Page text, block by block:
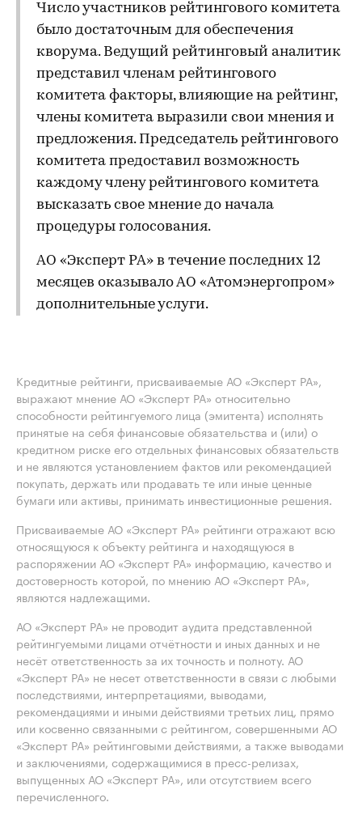
Число участников рейтингового комитета
было достаточным для обеспечения
кворума. Ведущий рейтинговый аналитик
представил членам рейтингового
комитета факторы, влияющие на рейтинг,
члены комитета выразили свои мнения и
предложения. Председатель рейтингового
комитета предоставил возможность
каждому члену рейтингового комитета
высказать свое мнение до начала
процедуры голосования.
АО «Эксперт РА» в течение последних 12
месяцев оказывало АО «Атомэнергопром»
дополнительные услуги.
Кредитные рейтинги, присваиваемые АО «Эксперт РА»,
выражают мнение АО «Эксперт РА» относительно
способности рейтингуемого лица (эмитента) исполнять
принятые на себя финансовые обязательства и (или) о
кредитном риске его отдельных финансовых обязательств
и не являются установлением фактов или рекомендацией
покупать, держать или продавать те или иные ценные
бумаги или активы, принимать инвестиционные решения.
Присваиваемые АО «Эксперт РА» рейтинги отражают всю
относящуюся к объекту рейтинга и находящуюся в
распоряжении АО «Эксперт РА» информацию, качество и
достоверность которой, по мнению АО «Эксперт РА»,
являются надлежащими.
АО «Эксперт РА» не проводит аудита представленной
рейтингуемыми лицами отчётности и иных данных и не
несёт ответственность за их точность и полноту. АО
«Эксперт РА» не несет ответственности в связи с любыми
последствиями, интерпретациями, выводами,
рекомендациями и иными действиями третьих лиц, прямо
или косвенно связанными с рейтингом, совершенными АО
«Эксперт РА» рейтинговыми действиями, а также выводами
и заключениями, содержащимися в пресс-релизах,
выпущенных АО «Эксперт РА», или отсутствием всего
перечисленного.